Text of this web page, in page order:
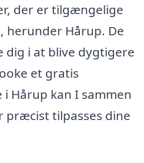
der er tilgængelige
herunder Hårup. De
dig i at blive dygtigere
et gratis
Hårup kan I sammen
præcist tilpasses dine